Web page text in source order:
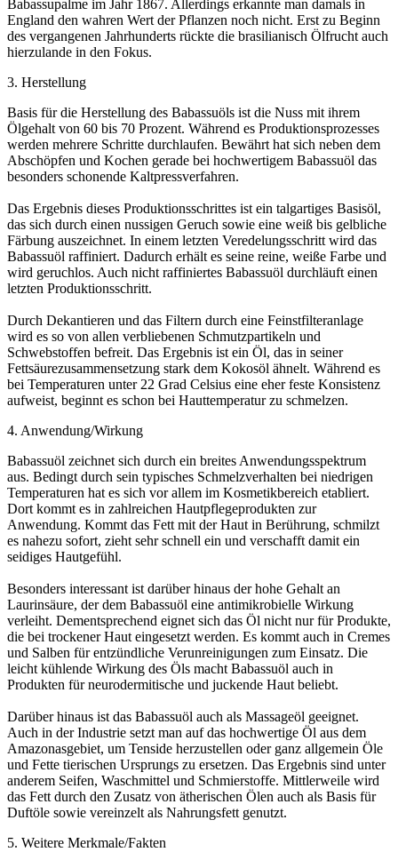
Babassupalme im Jahr 1867. Allerdings erkannte man damals in
England den wahren Wert der Pflanzen noch nicht. Erst zu Beginn
des vergangenen Jahrhunderts rückte die brasilianisch Ölfrucht auch
hierzulande in den Fokus.
3. Herstellung
Basis für die Herstellung des Babassuöls ist die Nuss mit ihrem
Ölgehalt von 60 bis 70 Prozent. Während es Produktionsprozesses
werden mehrere Schritte durchlaufen. Bewährt hat sich neben dem
Abschöpfen und Kochen gerade bei hochwertigem Babassuöl das
besonders schonende Kaltpressverfahren.
Das Ergebnis dieses Produktionsschrittes ist ein talgartiges Basisöl,
das sich durch einen nussigen Geruch sowie eine weiß bis gelbliche
Färbung auszeichnet. In einem letzten Veredelungsschritt wird das
Babassuöl raffiniert. Dadurch erhält es seine reine, weiße Farbe und
wird geruchlos. Auch nicht raffiniertes Babassuöl durchläuft einen
letzten Produktionsschritt.
Durch Dekantieren und das Filtern durch eine Feinstfilteranlage
wird es so von allen verbliebenen Schmutzpartikeln und
Schwebstoffen befreit. Das Ergebnis ist ein Öl, das in seiner
Fettsäurezusammensetzung stark dem Kokosöl ähnelt. Während es
bei Temperaturen unter 22 Grad Celsius eine eher feste Konsistenz
aufweist, beginnt es schon bei Hauttemperatur zu schmelzen.
4. Anwendung/Wirkung
Babassuöl zeichnet sich durch ein breites Anwendungsspektrum
aus. Bedingt durch sein typisches Schmelzverhalten bei niedrigen
Temperaturen hat es sich vor allem im Kosmetikbereich etabliert.
Dort kommt es in zahlreichen Hautpflegeprodukten zur
Anwendung. Kommt das Fett mit der Haut in Berührung, schmilzt
es nahezu sofort, zieht sehr schnell ein und verschafft damit ein
seidiges Hautgefühl.
Besonders interessant ist darüber hinaus der hohe Gehalt an
Laurinsäure, der dem Babassuöl eine antimikrobielle Wirkung
verleiht. Dementsprechend eignet sich das Öl nicht nur für Produkte,
die bei trockener Haut eingesetzt werden. Es kommt auch in Cremes
und Salben für entzündliche Verunreinigungen zum Einsatz. Die
leicht kühlende Wirkung des Öls macht Babassuöl auch in
Produkten für neurodermitische und juckende Haut beliebt.
Darüber hinaus ist das Babassuöl auch als Massageöl geeignet.
Auch in der Industrie setzt man auf das hochwertige Öl aus dem
Amazonasgebiet, um Tenside herzustellen oder ganz allgemein Öle
und Fette tierischen Ursprungs zu ersetzen. Das Ergebnis sind unter
anderem Seifen, Waschmittel und Schmierstoffe. Mittlerweile wird
das Fett durch den Zusatz von ätherischen Ölen auch als Basis für
Duftöle sowie vereinzelt als Nahrungsfett genutzt.
5. Weitere Merkmale/Fakten